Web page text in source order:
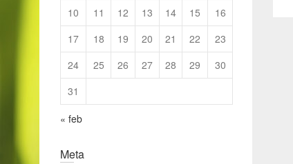
10
11 12 13 14 15
16
17
18 19 20 21 22
23
24
25 26 27 28 29
30
31
« feb
Meta